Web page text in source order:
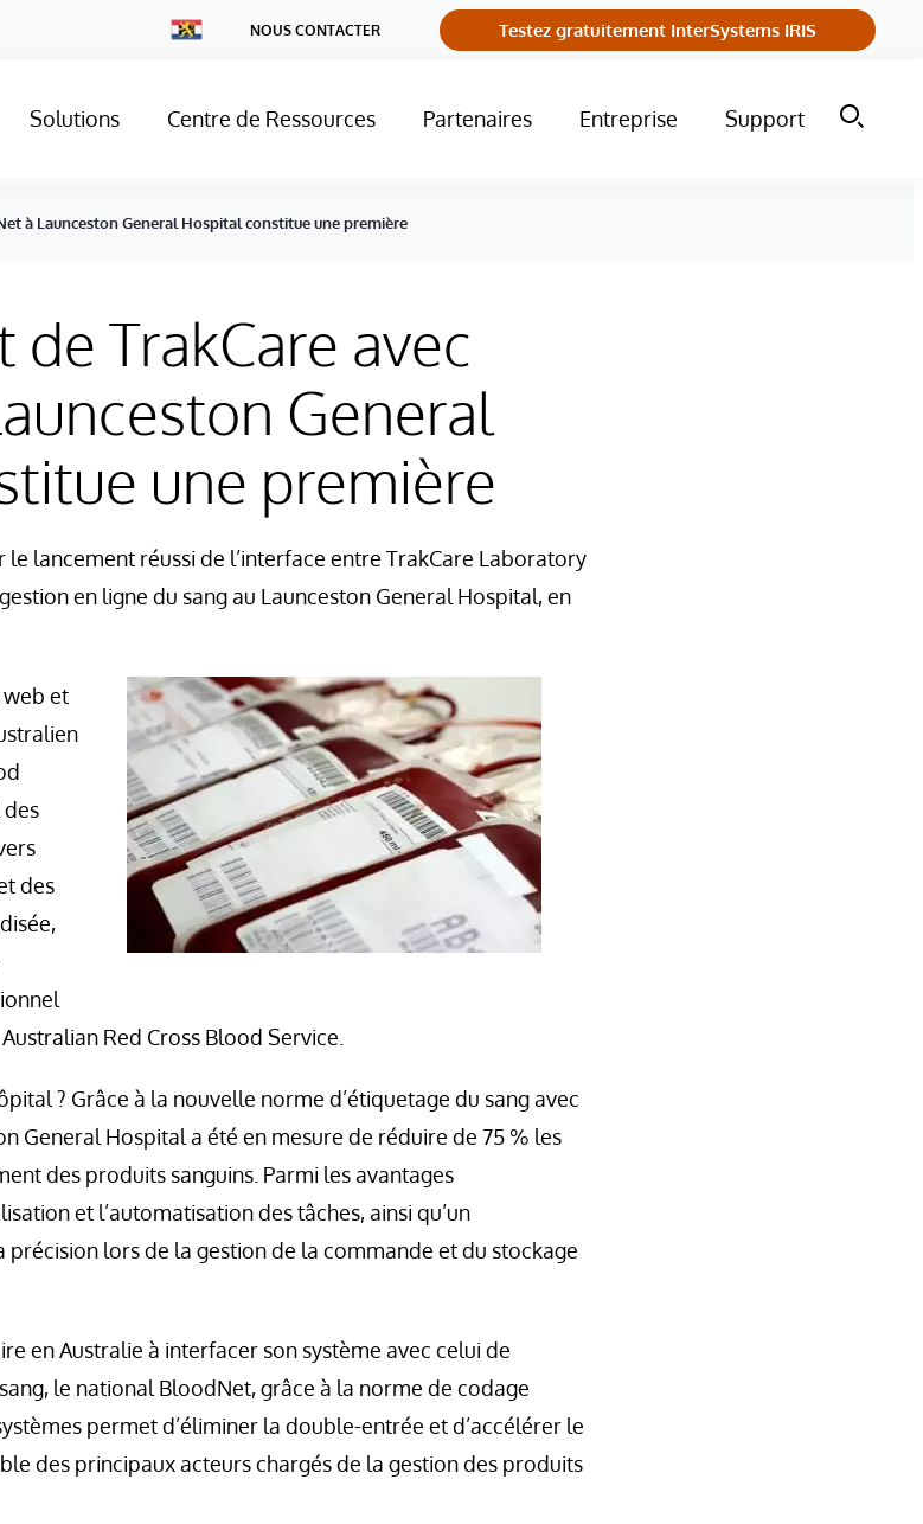
Change
Country
NOUS CONTACTER Testez gratuitement InterSystems IRIS
Solutions Centre de Ressources Partenaires Entreprise Support
à Launceston General Hospital constitue une première
TrakCare avec
General
une première
le lancement réussi de l’interface entre TrakCare Laboratory
en ligne du sang au Launceston General Hospital, en
web et
des
Red Cross Blood Service.
? Grâce à la nouvelle norme d’étiquetage du sang avec
General Hospital a été en mesure de réduire de 75 % les
des produits sanguins. Parmi les avantages
et l’automatisation des tâches, ainsi qu’un
lors de la gestion de la commande et du stockage
en Australie à interfacer son système avec celui de
le national BloodNet, grâce à la norme de codage
permet d’éliminer la double-entrée et d’accélérer le
des principaux acteurs chargés de la gestion des produits